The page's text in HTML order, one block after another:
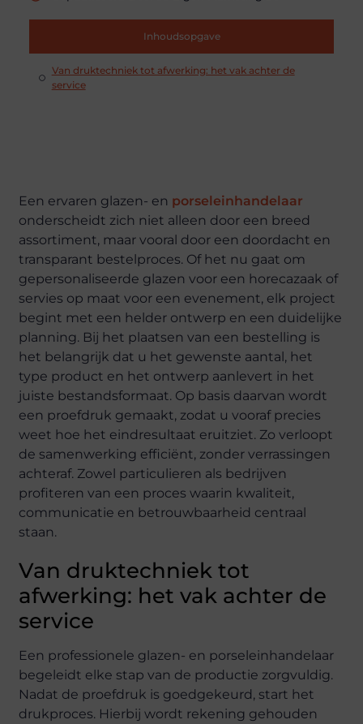
Inhoudsopgave
Van druktechniek tot afwerking: het vak achter de
service
Een ervaren glazen- en porseleinhandelaar
onderscheidt zich niet alleen door een breed
assortiment, maar vooral door een doordacht en
transparant bestelproces. Of het nu gaat om
gepersonaliseerde glazen voor een horecazaak of
servies op maat voor een evenement, elk project
begint met een helder ontwerp en een duidelijke
planning. Bij het plaatsen van een bestelling is
het belangrijk dat u het gewenste aantal, het
type product en het ontwerp aanlevert in het
juiste bestandsformaat. Op basis daarvan wordt
een proefdruk gemaakt, zodat u vooraf precies
weet hoe het eindresultaat eruitziet. Zo verloopt
de samenwerking efficiënt, zonder verrassingen
achteraf. Zowel particulieren als bedrijven
profiteren van een proces waarin kwaliteit,
communicatie en betrouwbaarheid centraal
staan.
Van druktechniek tot
afwerking: het vak achter de
service
Een professionele glazen- en porseleinhandelaar
begeleidt elke stap van de productie zorgvuldig.
Nadat de proefdruk is goedgekeurd, start het
drukproces. Hierbij wordt rekening gehouden